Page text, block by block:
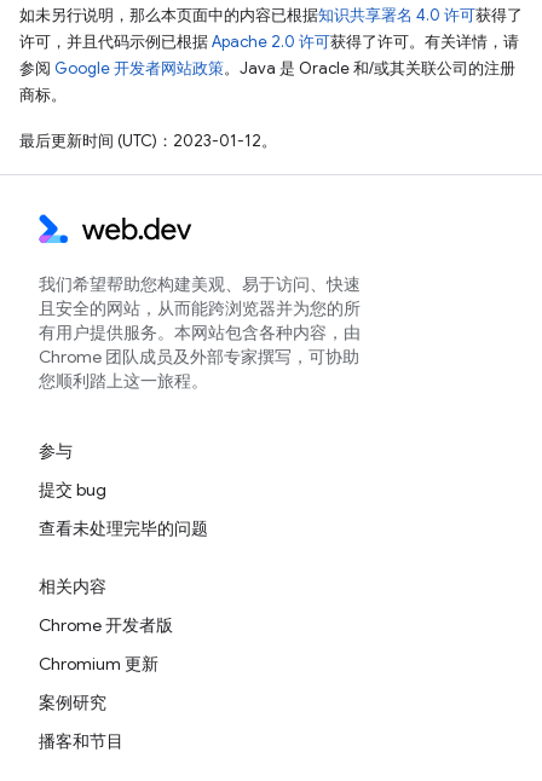
如未另行说明，那么本页面中的内容已根据知识共享署名 4.0 许可获得了
许可，并且代码示例已根据Apache 2.0 许可获得了许可。有关详情，请
参阅 Google 开发者网站政策。Java 是 Oracle 和/或其关联公司的注册
商标。
最后更新时间 (UTC)：2023-01-12。
我们希望帮助您构建美观、易于访问、快速
且安全的网站，从而能跨浏览器并为您的所
有用户提供服务。本网站包含各种内容，由
Chrome 团队成员及外部专家撰写，可协助
您顺利踏上这一旅程。
参与
提交 bug
查看未处理完毕的问题
相关内容
Chrome 开发者版
Chromium 更新
案例研究
播客和节目